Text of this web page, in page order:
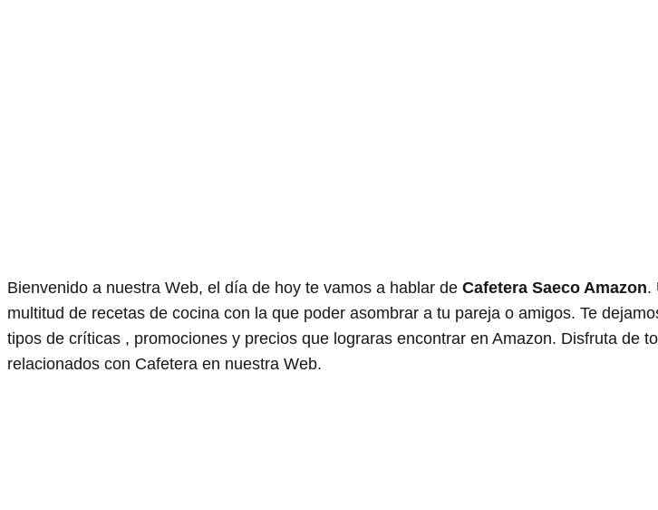
Bienvenido a nuestra Web, el día de hoy te vamos a hablar de Cafetera Saeco Amazon.
multitud de recetas de cocina con la que poder asombrar a tu pareja o amigos. Te
tipos de críticas , promociones y precios que lograras encontrar en Amazon. Disfruta de
relacionados con Cafetera en nuestra Web.